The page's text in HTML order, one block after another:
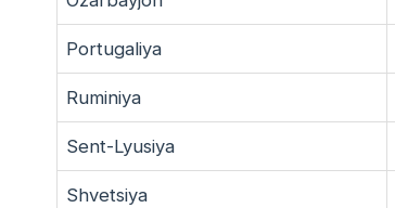
Portugaliya
Ruminiya
Sent-Lyusiya
Shvetsiya